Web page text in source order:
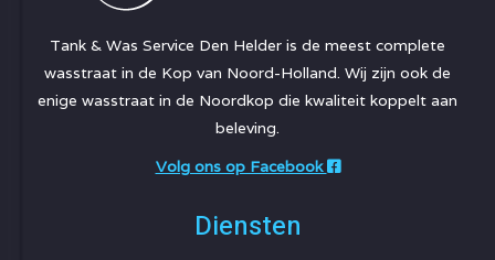
Tank & Was Service Den Helder is de meest complete
wasstraat in de Kop van Noord-Holland. Wij zijn ook de
enige wasstraat in de Noordkop die kwaliteit koppelt aan
beleving.
Volg ons op Facebook
Diensten